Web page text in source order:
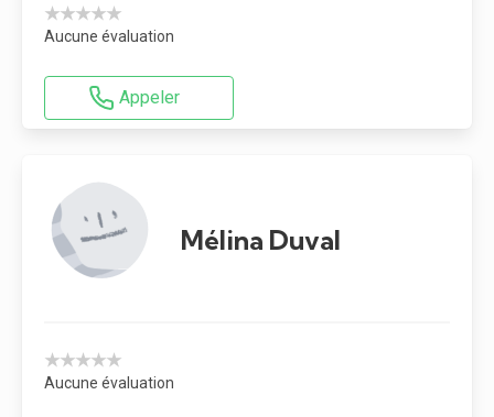
★★★★★
Aucune évaluation
Appeler
Mélina Duval
★★★★★
Aucune évaluation